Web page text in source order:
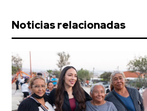
Noticias relacionadas